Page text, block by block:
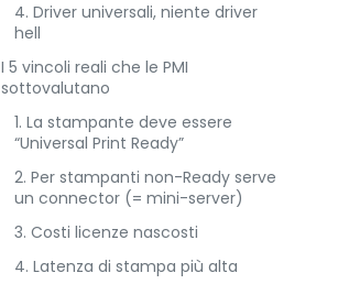
4. Driver universali, niente driver
hell
I 5 vincoli reali che le PMI
sottovalutano
1. La stampante deve essere
“Universal Print Ready”
2. Per stampanti non-Ready serve
un connector (= mini-server)
3. Costi licenze nascosti
4. Latenza di stampa più alta